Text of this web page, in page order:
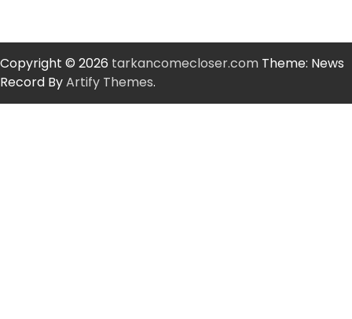
Copyright © 2026 tarkancomecloser.com Theme: News
Record ByArtify Themes.